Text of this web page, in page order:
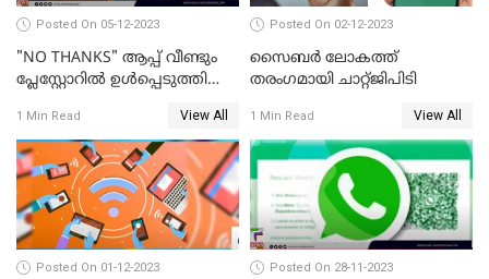
Posted On 05-12-2023
"NO THANKS" ആപ്പ് വീണ്ടും
പ്ലേസ്റ്റോറില്‍ ഉള്‍പ്പെടുത്തി
1 Min Read View All
Posted On 02-12-2023
സൈബര്‍ ലോകത്ത്
തരംഗമായി ചാറ്റ്ജിപിടി
1 Min Read View All
Posted On 01-12-2023 Posted On 28-11-2023